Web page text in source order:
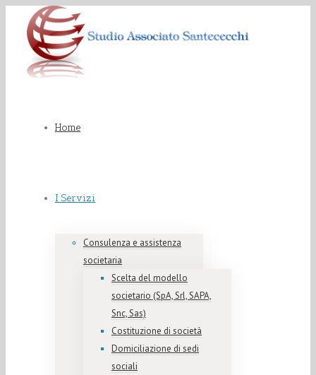
Home
I Servizi
Consulenza e assistenza
societaria
Scelta del modello
societario (SpA, Srl, SAPA,
Snc, Sas)
Costituzione di società
Domiciliazione di sedi
sociali